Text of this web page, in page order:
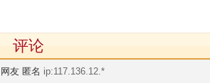
评论
网友 匿名 ip:117.136.12.*